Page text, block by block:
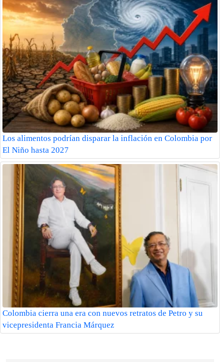
Los alimentos podrían disparar la inflación en Colombia por
El Niño hasta 2027
Colombia cierra una era con nuevos retratos de Petro y su
vicepresidenta Francia Márquez